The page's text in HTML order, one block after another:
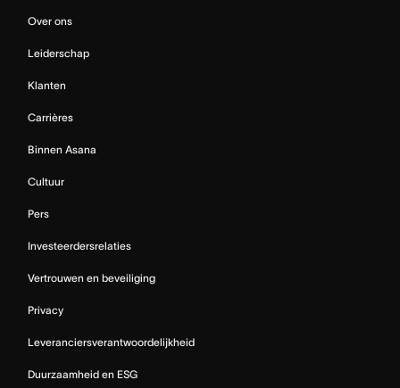
Over ons
Leiderschap
Klanten
Carrières
Binnen Asana
Cultuur
Pers
Investeerdersrelaties
Vertrouwen en beveiliging
Privacy
Leveranciersverantwoordelijkheid
Duurzaamheid en ESG